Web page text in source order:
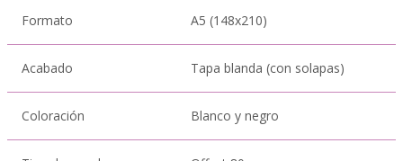
Formato A5 (148x210)
Acabado Tapa blanda (con solapas)
Coloración Blanco y negro